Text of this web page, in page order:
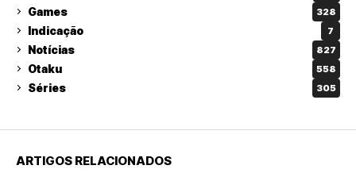
Games 328
Indicação 7
Notícias 827
Otaku 558
Séries 305
ARTIGOS RELACIONADOS